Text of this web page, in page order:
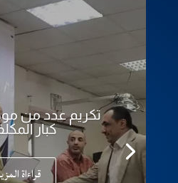
تكريم عدد من
كبار
قراءاة